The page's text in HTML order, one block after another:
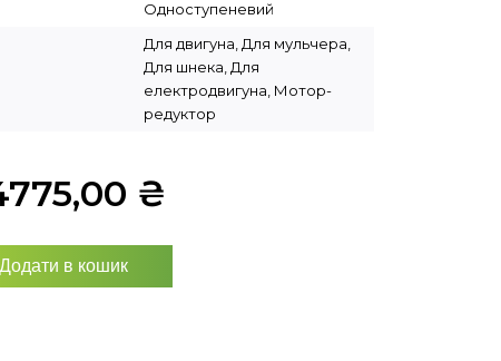
Одноступеневий
Для двигуна, Для мульчера,
Для шнека, Для
електродвигуна, Мотор-
редуктор
₴
Додати в кошик